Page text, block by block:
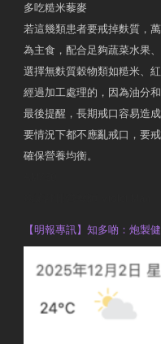
多吃糙米藜麥
若這幾類患者要戒掉麩質，
為主食，配合足夠蔬菜水果
選擇無麩質穀物類如糙米、
經過加工處理的，因為油分
最後提醒，長期戒口容易造
要情況下都不應亂戒口，要
確保營養均衡。
【明報專訊】知多啲：炮製